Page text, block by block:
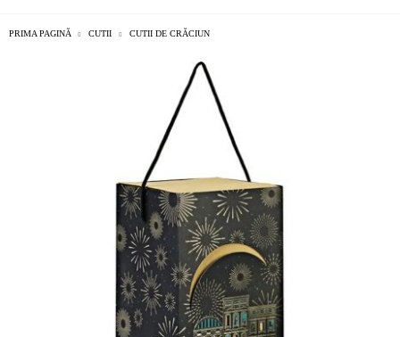
PRIMA PAGINĂ CUTII CUTII DE CRĂCIUN